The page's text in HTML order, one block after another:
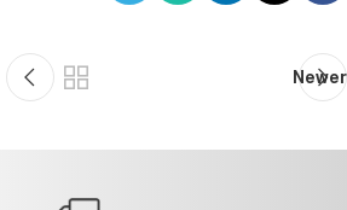
Newer